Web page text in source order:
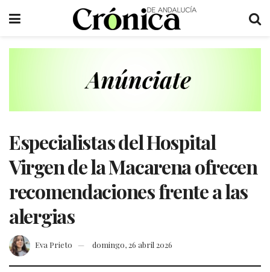
Especialistas del Hospital
Virgen de la Macarena ofrecen
recomendaciones frente a las
alergias
Eva Prieto domingo, 26 abril 2026